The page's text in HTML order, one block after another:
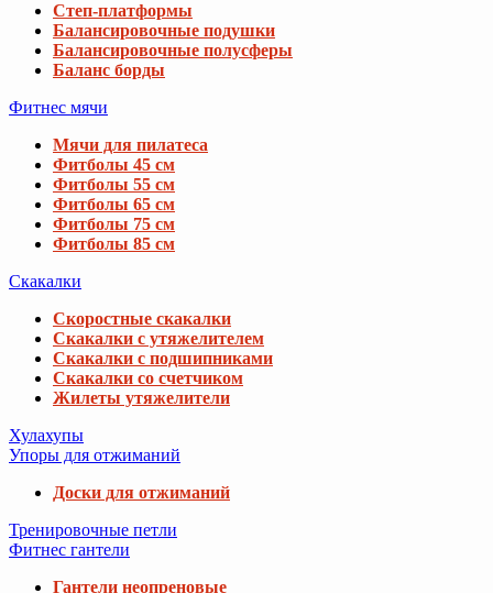
Степ-платформы
Балансировочные подушки
Балансировочные полусферы
Баланс борды
Фитнес мячи
Мячи для пилатеса
Фитболы 45 см
Фитболы 55 см
Фитболы 65 см
Фитболы 75 см
Фитболы 85 см
Скакалки
Скоростные скакалки
Скакалки с утяжелителем
Скакалки с подшипниками
Скакалки со счетчиком
Жилеты утяжелители
Хулахупы
Упоры для отжиманий
Доски для отжиманий
Тренировочные петли
Фитнес гантели
Гантели неопреновые